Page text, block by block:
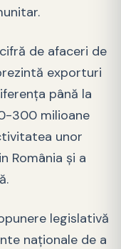
de afaceri de
exporturi
până la
300 milioane
unor
România și a
legislativă
naționale de a